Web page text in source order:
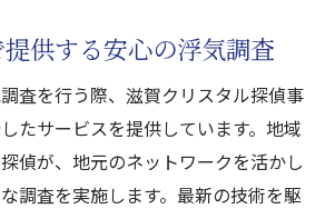
供する安心の浮気調査
査を行う際、滋賀クリスタル探偵事
たサービスを提供しています。地域
偵が、地元のネットワークを活かし
調査を実施します。最新の技術を駆